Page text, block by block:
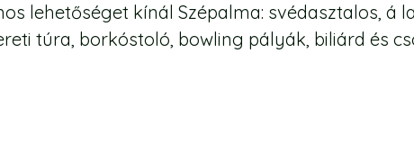
lehetőséget kínál Szépalma: svédasztalos, á
túra, borkóstoló, bowling pályák, biliárd és